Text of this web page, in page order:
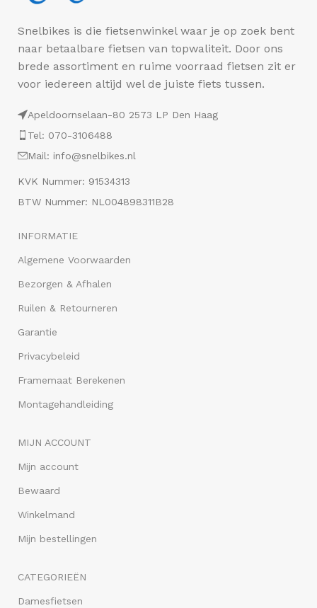
Snelbikes is die fietsenwinkel waar je op zoek bent
naar betaalbare fietsen van topwaliteit. Door ons
brede assortiment en ruime voorraad fietsen zit er
voor iedereen altijd wel de juiste fiets tussen.
Apeldoornselaan-80 2573 LP Den Haag
Tel: 070-3106488
Mail: info@snelbikes.nl
KVK Nummer: 91534313
BTW Nummer: NL004898311B28
INFORMATIE
Algemene Voorwaarden
Bezorgen & Afhalen
Ruilen & Retourneren
Garantie
Privacybeleid
Framemaat Berekenen
Montagehandleiding
MIJN ACCOUNT
Mijn account
Bewaard
Winkelmand
Mijn bestellingen
CATEGORIEËN
Damesfietsen